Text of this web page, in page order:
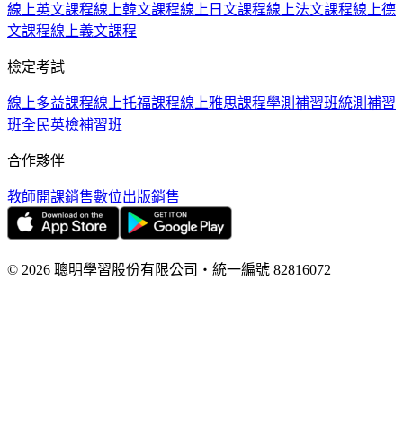
線上英文課程線上韓文課程線上日文課程線上法文課程線上德
文課程線上義文課程
檢定考試
線上多益課程線上托福課程線上雅思課程學測補習班統測補習
班全民英檢補習班
合作夥伴
教師開課銷售數位出版銷售
© 2026 聰明學習股份有限公司 ・ 統一編號 82816072